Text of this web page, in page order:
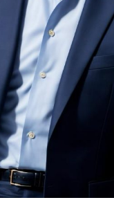
un rol important în
zonele de trecere
dintre pat și
bune
vecine și
esențial mai ales
care nu au fost
performantă.
a